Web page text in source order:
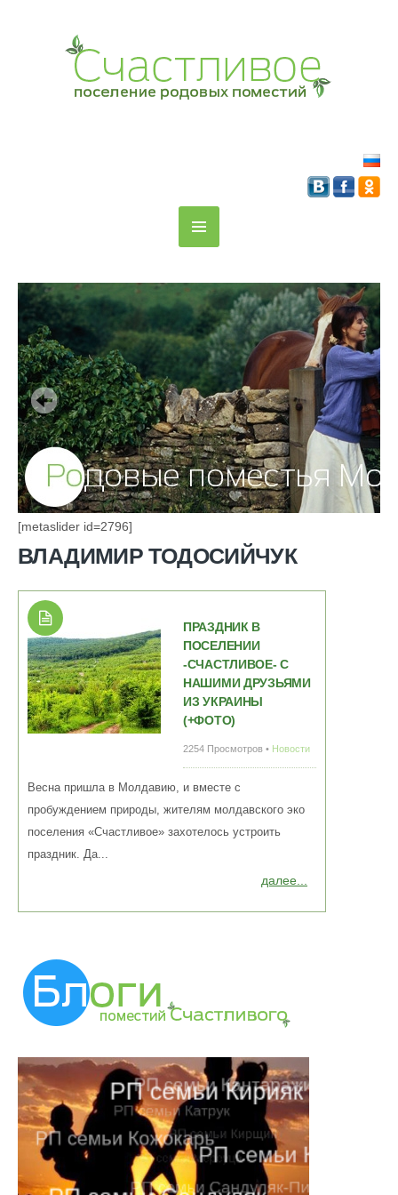
[metaslider id=2796]
ВЛАДИМИР ТОДОСИЙЧУК
ПРАЗДНИК В
ПОСЕЛЕНИИ
-СЧАСТЛИВОЕ- С
НАШИМИ ДРУЗЬЯМИ
ИЗ УКРАИНЫ
(+ФОТО)
2254 Просмотров • Новости
далее...
Весна пришла в Молдавию, и вместе с
пробуждением природы, жителям молдавского эко
поселения «Счастливое» захотелось устроить
праздник. Да...